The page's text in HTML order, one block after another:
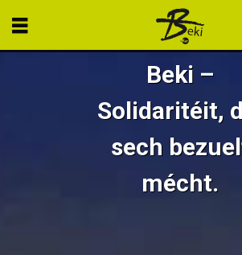
Beki –
Solidaritéit,
sech
mécht.